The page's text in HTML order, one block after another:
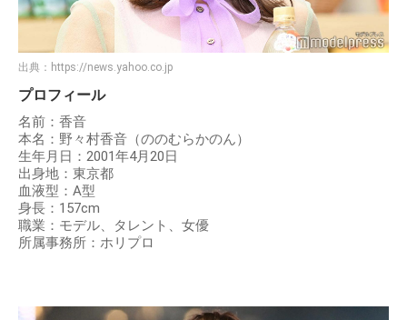
出典： https://news.yahoo.co.jp
プロフィール
名前：香音
本名：野々村香音（ののむらかのん）
生年月日：2001年4月20日
出身地：東京都
血液型：A型
身長：157cm
職業：モデル、タレント、女優
所属事務所：ホリプロ